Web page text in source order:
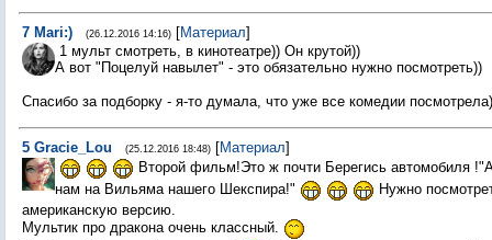
7 Mari:) (26.12.2016 14:16) [Материал]
1 мульт смотреть, в кинотеатре)) Он крутой))
А вот "Поцелуй навылет" - это обязательно нужно посмотреть))
Спасибо за подборку - я-то думала, что уже все комедии
5 Gracie_Lou (25.12.2016 18:48) [Материал]
Второй фильм!Это ж почти Берегись автомобиля
нам на Вильяма нашего Шекспира!"
Нужно
американскую версию.
Мультик про дракона очень классный.